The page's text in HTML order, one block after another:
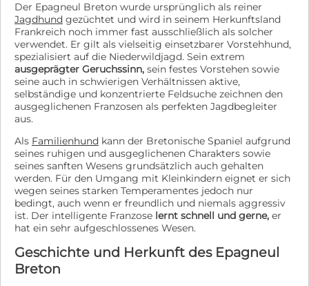
Der Epagneul Breton wurde ursprünglich als reiner
Jagdhund gezüchtet und wird in seinem Herkunftsland
Frankreich noch immer fast ausschließlich als solcher
verwendet. Er gilt als vielseitig einsetzbarer Vorstehhund,
spezialisiert auf die Niederwildjagd. Sein extrem
ausgeprägter Geruchssinn, sein festes Vorstehen sowie
seine auch in schwierigen Verhältnissen aktive,
selbständige und konzentrierte Feldsuche zeichnen den
ausgeglichenen Franzosen als perfekten Jagdbegleiter
aus.
Als Familienhund kann der Bretonische Spaniel aufgrund
seines ruhigen und ausgeglichenen Charakters sowie
seines sanften Wesens grundsätzlich auch gehalten
werden. Für den Umgang mit Kleinkindern eignet er sich
wegen seines starken Temperamentes jedoch nur
bedingt, auch wenn er freundlich und niemals aggressiv
ist. Der intelligente Franzose lernt schnell und gerne, er
hat ein sehr aufgeschlossenes Wesen.
Geschichte und Herkunft des Epagneul
Breton